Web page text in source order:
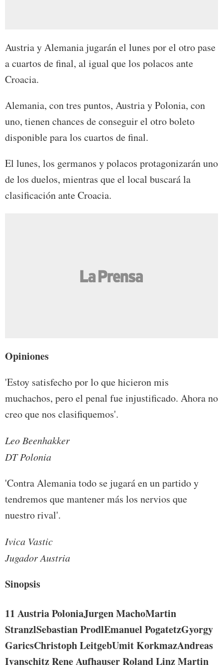
Austria y Alemania jugarán el lunes por el otro pase
a cuartos de final, al igual que los polacos ante
Croacia.
Alemania, con tres puntos, Austria y Polonia, con
uno, tienen chances de conseguir el otro boleto
disponible para los cuartos de final.
El lunes, los germanos y polacos protagonizarán uno
de los duelos, mientras que el local buscará la
clasificación ante Croacia.
Opiniones
'Estoy satisfecho por lo que hicieron mis
muchachos, pero el penal fue injustificado. Ahora no
creo que nos clasifiquemos'.
Leo Beenhakker
DT Polonia
'Contra Alemania todo se jugará en un partido y
tendremos que mantener más los nervios que
nuestro rival'.
Ivica Vastic
Jugador Austria
Sinopsis
11 AustriaPoloniaJurgen MachoMartin
StranzlSebastian ProdlEmanuel PogatetzGyorgy
GaricsChristoph LeitgebUmit KorkmazAndreas
Ivanschitz Rene Aufhauser Roland Linz Martin